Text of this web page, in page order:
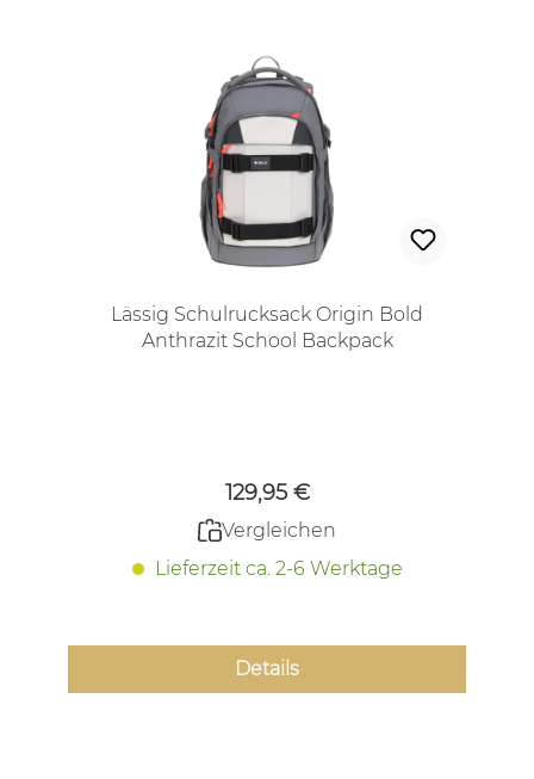
Lässig Schulrucksack Origin Bold
Anthrazit School Backpack
129,95 €
Vergleichen
Lieferzeit ca. 2-6 Werktage
Details